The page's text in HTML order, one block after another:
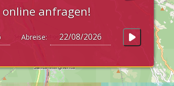
online anfragen!
Abreise: